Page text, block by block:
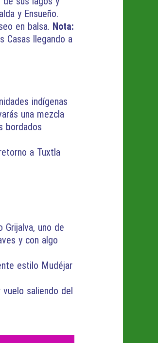
y Ensueño.
en balsa. Nota:
Casas llegando a
indígenas
una mezcla
bordados
a Tuxtla
Grijalva, uno de
y con algo
estilo Mudéjar
saliendo del